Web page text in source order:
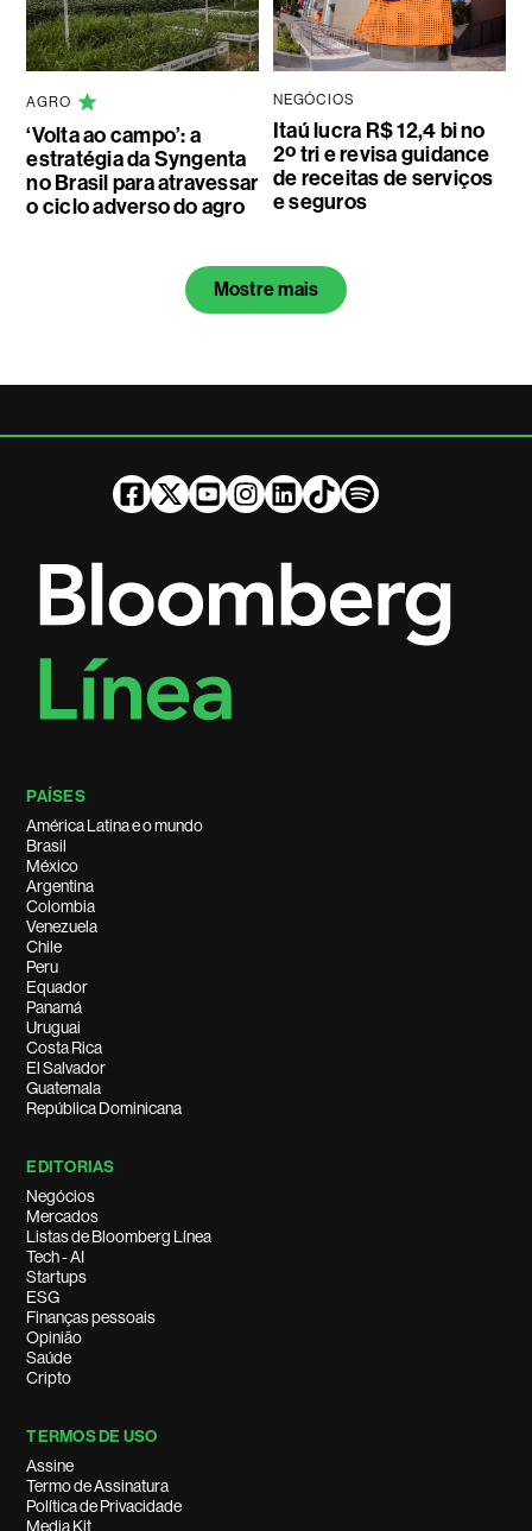
AGRO
‘Volta ao campo’: a
estratégia da Syngenta
no Brasil para atravessar
o ciclo adverso do agro
NEGÓCIOS
Itaú lucra R$ 12,4 bi no
2º tri e revisa guidance
de receitas de serviços
e seguros
Mostre mais
PAÍSES
América Latina e o mundo
Brasil
México
Argentina
Colombia
Venezuela
Chile
Peru
Equador
Panamá
Uruguai
Costa Rica
El Salvador
Guatemala
República Dominicana
EDITORIAS
Negócios
Mercados
Listas de Bloomberg Línea
Tech - AI
Startups
ESG
Finanças pessoais
Opinião
Saúde
Cripto
TERMOS DE USO
Assine
Termo de Assinatura
Política de Privacidade
Media Kit